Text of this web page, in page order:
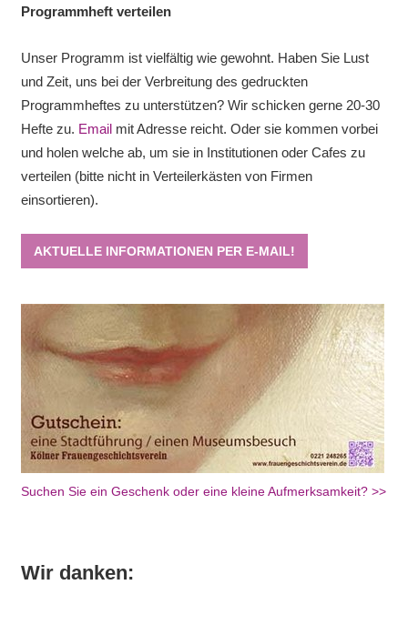
Programmheft verteilen
Unser Programm ist vielfältig wie gewohnt. Haben Sie Lust
und Zeit, uns bei der Verbreitung des gedruckten
Programmheftes zu unterstützen? Wir schicken gerne 20-30
Hefte zu. Emailmit Adresse reicht. Oder sie kommen vorbei
und holen welche ab, um sie in Institutionen oder Cafes zu
verteilen (bitte nicht in Verteilerkästen von Firmen
einsortieren).
AKTUELLE INFORMATIONEN PER E-MAIL!
Suchen Sie ein Geschenk oder eine kleine Aufmerksamkeit? >>
Wir danken: